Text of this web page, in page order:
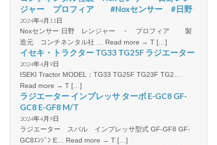
ジャー プロフィア #Noxセンサー #日野
2024年4月11日
Noxセンサー 日野 レンジャー ・ プロフィア 製
造元 コンチネンタル社 … Read more → T […]
イセキ・トラクター TG33 TG25F ラジエーター
2024年4月9日
ISEKI Tractor MODEL：TG33 TG25F TG23F TG2…
Read more → T […]
ラジエーター インプレッサ ターボ E-GC8 GF-
GC8 E-GF8 M/T
2024年4月9日
ラジエーター スバル インプレッサ型式 GF-GF8 GF-
GC8ｴﾝｼﾞﾝ E… Read more → T […]